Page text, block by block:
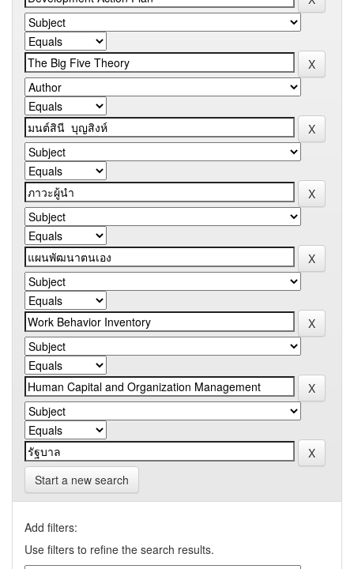
Start a new search
Add filters:
Use filters to refine the search results.